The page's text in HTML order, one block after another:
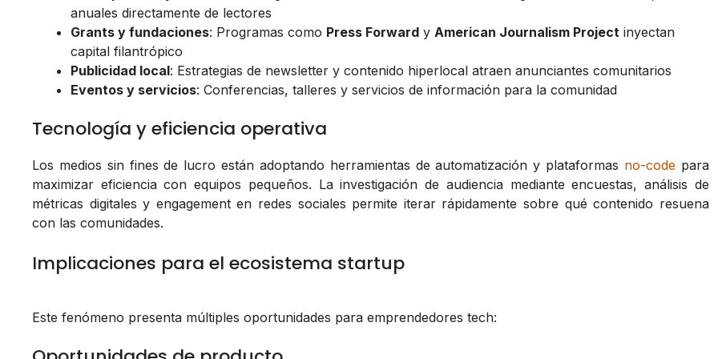
anuales directamente de lectores
Grants y fundaciones: Programas como Press Forward y American Journalism Project inyectan
capital filantrópico
Publicidad local: Estrategias de newsletter y contenido hiperlocal atraen anunciantes comunitarios
Eventos y servicios: Conferencias, talleres y servicios de información para la comunidad
Tecnología y eficiencia operativa
Los medios sin fines de lucro están adoptando herramientas de automatización y plataformas no-codepara
maximizar eficiencia con equipos pequeños. La investigación de audiencia mediante encuestas, análisis de
métricas digitales y engagement en redes sociales permite iterar rápidamente sobre qué contenido resuena
con las comunidades.
Implicaciones para el ecosistema startup
Este fenómeno presenta múltiples oportunidades para emprendedores tech: